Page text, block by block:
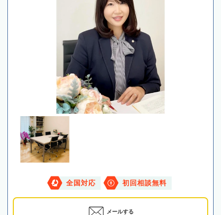
全国対応 初回相談無料
メールする